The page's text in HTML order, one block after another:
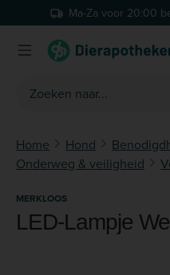
Ga naar de hoofdinhoud
Ma-Za voor 20:00
Home Hond
Onderweg & veiligheid
MERKLOOS
LED-Lampje